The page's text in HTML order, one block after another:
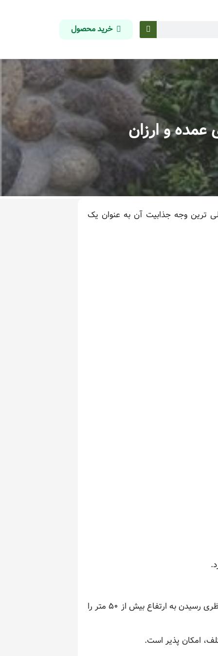
خرید محصول
و ارزان
ترین وجه جذابیت آن به عنوان یک
با شاخه هایی خوش شکل و دانه هایی کوچک، این درختچه معمولاً بلند و فراگیر است و می تواند به طور نظری رسیدن به ارتفاع بیش از ۵۰ متر را
امکان پذیر است.